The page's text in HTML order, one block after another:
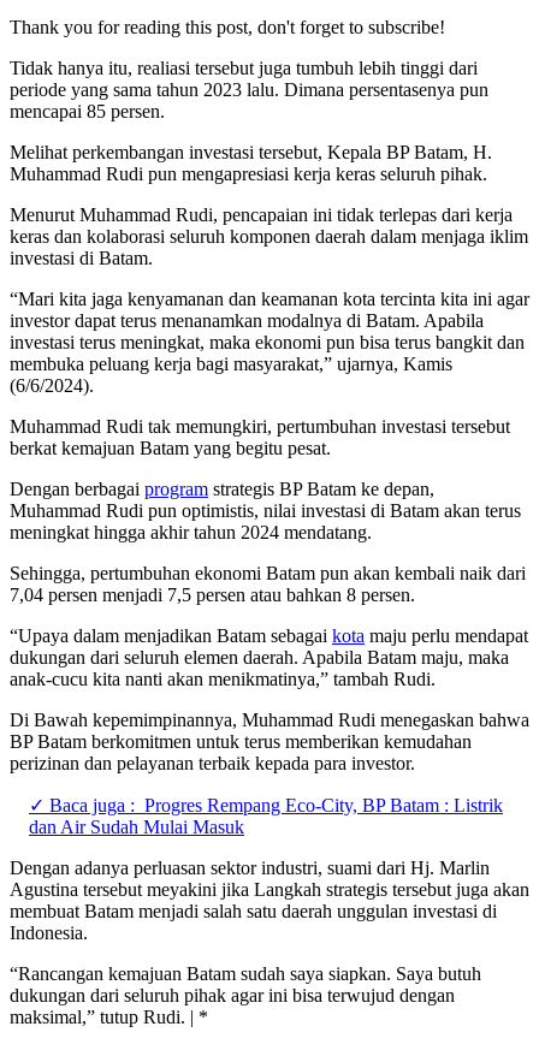
Thank you for reading this post, don't forget to subscribe!
Tidak hanya itu, realiasi tersebut juga tumbuh lebih tinggi dari
periode yang sama tahun 2023 lalu. Dimana persentasenya pun
mencapai 85 persen.
Melihat perkembangan investasi tersebut, Kepala BP Batam, H.
Muhammad Rudi pun mengapresiasi kerja keras seluruh pihak.
Menurut Muhammad Rudi, pencapaian ini tidak terlepas dari kerja
keras dan kolaborasi seluruh komponen daerah dalam menjaga iklim
investasi di Batam.
“Mari kita jaga kenyamanan dan keamanan kota tercinta kita ini agar
investor dapat terus menanamkan modalnya di Batam. Apabila
investasi terus meningkat, maka ekonomi pun bisa terus bangkit dan
membuka peluang kerja bagi masyarakat,” ujarnya, Kamis
(6/6/2024).
Muhammad Rudi tak memungkiri, pertumbuhan investasi tersebut
berkat kemajuan Batam yang begitu pesat.
Dengan berbagai program strategis BP Batam ke depan,
Muhammad Rudi pun optimistis, nilai investasi di Batam akan terus
meningkat hingga akhir tahun 2024 mendatang.
Sehingga, pertumbuhan ekonomi Batam pun akan kembali naik dari
7,04 persen menjadi 7,5 persen atau bahkan 8 persen.
“Upaya dalam menjadikan Batam sebagai kota maju perlu mendapat
dukungan dari seluruh elemen daerah. Apabila Batam maju, maka
anak-cucu kita nanti akan menikmatinya,” tambah Rudi.
Di Bawah kepemimpinannya, Muhammad Rudi menegaskan bahwa
BP Batam berkomitmen untuk terus memberikan kemudahan
perizinan dan pelayanan terbaik kepada para investor.
✓ Baca juga : Progres Rempang Eco-City, BP Batam : Listrik
dan Air Sudah Mulai Masuk
Dengan adanya perluasan sektor industri, suami dari Hj. Marlin
Agustina tersebut meyakini jika Langkah strategis tersebut juga akan
membuat Batam menjadi salah satu daerah unggulan investasi di
Indonesia.
“Rancangan kemajuan Batam sudah saya siapkan. Saya butuh
dukungan dari seluruh pihak agar ini bisa terwujud dengan
maksimal,” tutup Rudi. | *